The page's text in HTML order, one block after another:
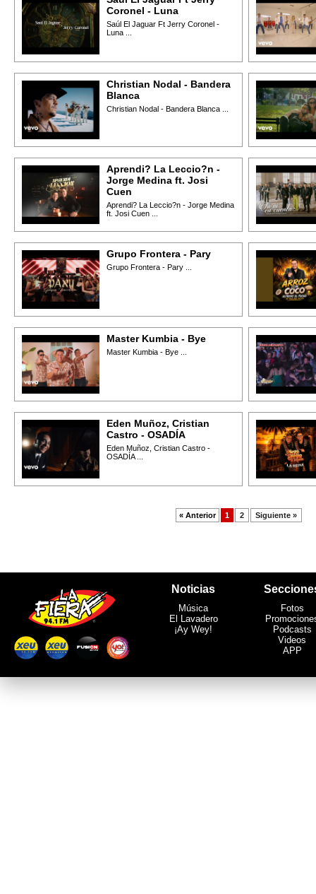
Coronel - Luna
Saúl El Jaguar Ft Jerry Coronel -
Luna ...
Christian Nodal - Bandera
Blanca
Christian Nodal - Bandera Blanca ...
Aprendi? La Leccio?n -
Jorge Medina ft. Josi
Cuen
Aprendi? La Leccio?n - Jorge Medina
ft. Josi Cuen ...
Grupo Frontera - Pary
Grupo Frontera - Pary ...
Master Kumbia - Bye
Master Kumbia - Bye ...
Eden Muñoz, Cristian
Castro - OSADÍA
Eden Muñoz, Cristian Castro -
OSADÍA ...
« Anterior 1 2 Siguiente »
Noticias
Música
El Lavadero
¡Ay Wey!
Fotos
Podcasts
Videos
APP